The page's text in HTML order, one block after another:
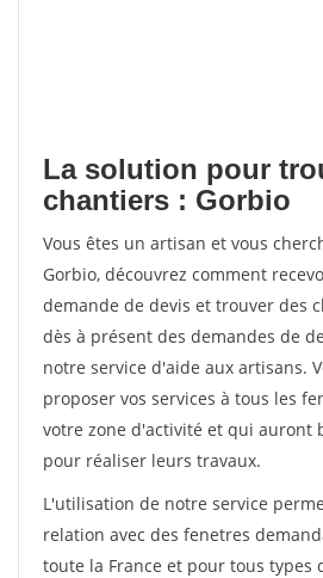
La solution pour
chantiers : Gorbio
Vous êtes un artisan et vous
Gorbio, découvrez comment
demande de devis et trouver des
dès à présent des demandes de
notre service d'aide aux artisans.
proposer vos services à tous les
votre zone d'activité et qui auront
pour réaliser leurs travaux.
L'utilisation de notre service
relation avec des fenetres
toute la France et pour tous types